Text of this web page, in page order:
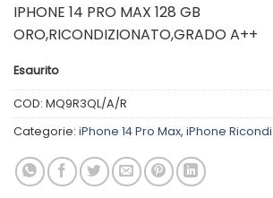
IPHONE 14 PRO MAX 128 GB
ORO,RICONDIZIONATO,GRADO A++
Esaurito
COD: MQ9R3QL/A/R
Categorie: iPhone 14 Pro Max, iPhone